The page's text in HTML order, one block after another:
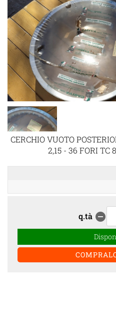
CERCHIO VUOTO
2,15 - 36 FORI TC
q.tà remove_circle